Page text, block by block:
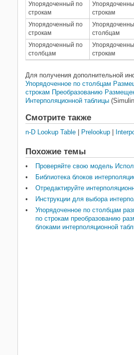
Упорядоченный по
строкам
строкам
Упорядоченный по
строкам
столбцам
Упорядоченный по
столбцам
строкам
Для получения дополнительной
Упорядоченное по столбцам
строкам Преобразованию
Интерполяционной таблицы
Смотрите также
n-D Lookup Table Prelookup
Похожие темы
Проверяйте свою модель
Библиотека блоков
Отредактируйте
Инструкции для выбора
Упорядоченное по столбцам
по строкам преобразованию
блоками интерполяционной